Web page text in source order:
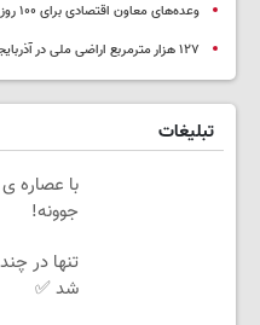
وعده‌های معاون اقتصادی برای ۱۰۰ روز اول کاری
۱۲۷ هزار مترمربع اراضی ملی در آذربایجان غربی رفع تصرف شد
تبلیغات
با
جوونه!
تنها در
شد ✅